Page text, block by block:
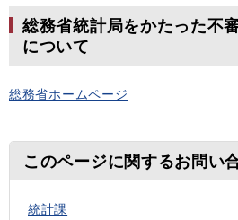
総務省統計局をかたった不
について
総務省ホームページ
このページに関するお問い
統計課